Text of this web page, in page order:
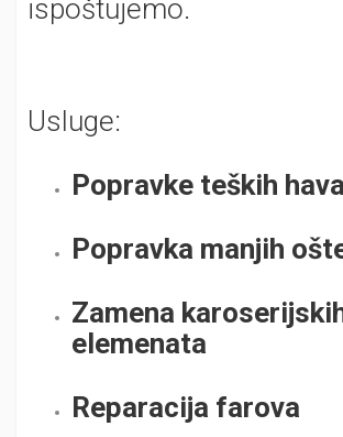
ispoštujemo.
Usluge:
Popravke teških
Popravka manjih
Zamena
elemenata
Reparacija farova